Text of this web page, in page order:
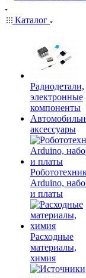
Каталог
Радиодетали,
электронные
компоненты
аксессуары
Arduino,
и платы
Расходные
материалы,
химия